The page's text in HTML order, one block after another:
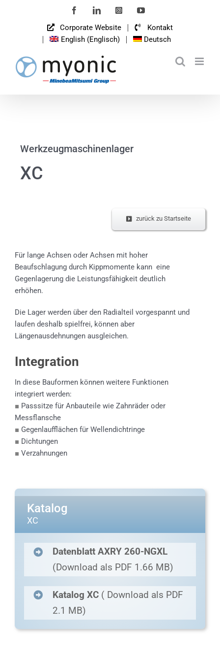
FacebookLinkedInInstagramYouTube
Corporate Website
Kontakt
English(Englisch) Deutsch
Werkzeugmaschinenlager
XC
zurück zu Startseite
Für lange Achsen oder Achsen mit hoher
Beaufschlagung durch Kippmomente kann eine
Gegenlagerung die Leistungsfähigkeit deutlich
erhöhen.
Die Lager werden über den Radialteil vorgespannt und
laufen deshalb spielfrei, können aber
Längenausdehnungen ausgleichen.
Integration
In diese Bauformen können weitere Funktionen
integriert werden:
■ Passsitze für Anbauteile wie Zahnräder oder
Messflansche
■ Gegenlaufflächen für Wellendichtringe
■ Dichtungen
■ Verzahnungen
Katalog
XC
Datenblatt AXRY 260-NGXL
(Download als PDF 1.66 MB)
Katalog XC( Download als PDF
2.1 MB)